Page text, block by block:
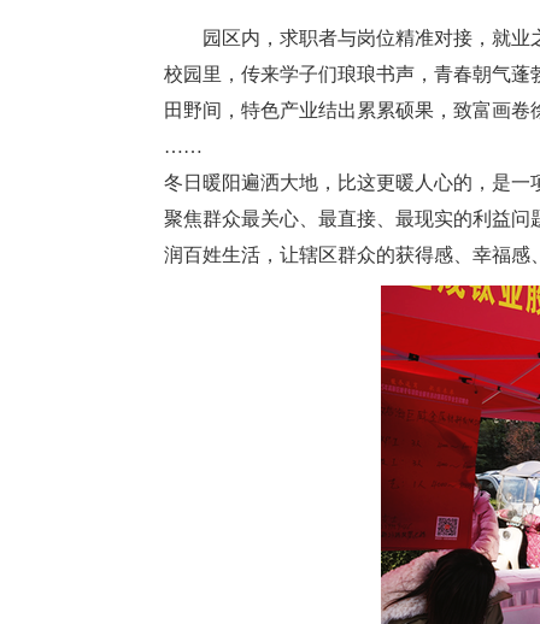
园区内，求职者与岗位精准对接，就业
校园里，传来学子们琅琅书声，青春朝气蓬
田野间，特色产业结出累累硕果，致富画卷
……
冬日暖阳遍洒大地，比这更暖人心的，是
聚焦群众最关心、最直接、最现实的利益
润百姓生活，让辖区群众的获得感、幸福感